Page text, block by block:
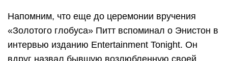
Напомним, что еще до церемонии вручения
«Золотого глобуса» Питт вспоминал о Энистон в
интервью изданию Entertainment Tonight. Он
вдруг назвал бывшую возлюбленную своей